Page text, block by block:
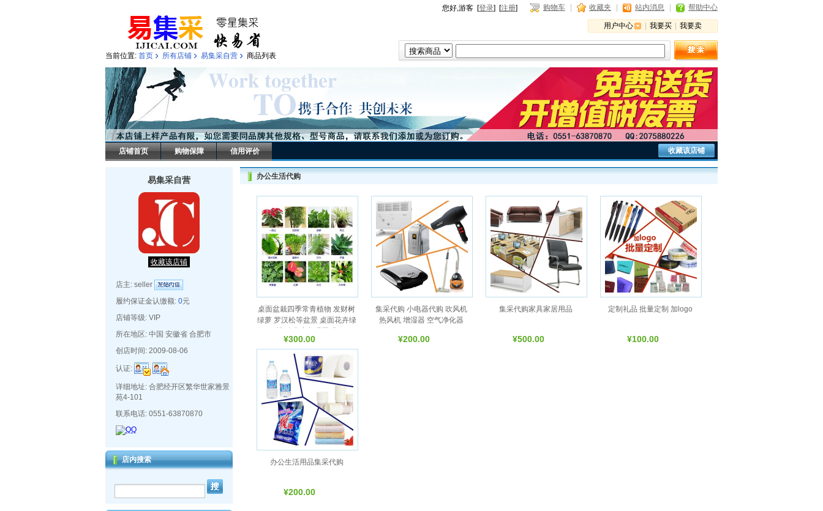
您好,游客 [登录] [注册] 购物车 收藏夹 站内消息 帮助中心
用户中心 我要买 我要卖
当前位置: 首页 › 所有店铺 › 易集采自营 › 商品列表
店铺首页 购物保障 信用评价 收藏该店铺
易集采自营
收藏该店铺
店主: seller
履约保证金认缴额: 0元
店铺等级: VIP
所在地区: 中国 安徽省 合肥市
创店时间: 2009-08-06
认证:
详细地址: 合肥经开区繁华世家雅景
苑4-101
联系电话: 0551-63870870
店内搜索
办公生活代购
桌面盆栽四季常青植物 发财树
绿萝 罗汉松等盆景 桌面花卉绿
¥300.00
集采代购 小电器代购 吹风机
热风机 增湿器 空气净化器
¥200.00
集采代购家具家居用品
¥500.00
定制礼品 批量定制 加logo
¥100.00
办公生活用品集采代购
¥200.00